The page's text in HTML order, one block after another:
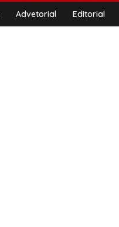
Advetorial Editorial